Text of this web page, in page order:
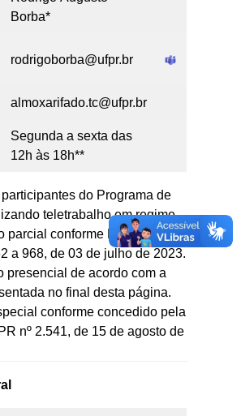
Borba*
rodrigoborba@ufpr.br
almoxarifado.tc@ufpr.br
Segunda a sexta das
12h às 18h**
do Programa de
teletrabalho em regime
parcial conforme Portarias
a 968, de 03 de julho de 2023.
presencial de acordo com a
no final desta página.
conforme concedido pela
nº 2.541, de 15 de agosto de